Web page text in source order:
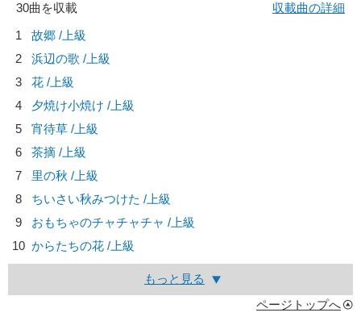
30曲を収載
収載曲の詳細
1
故郷 /上級
2
浜辺の歌 /上級
3
花 /上級
4
夕焼け小焼け /上級
5
宵待草 /上級
6
茶摘 /上級
7
里の秋 /上級
8
ちいさい秋みつけた /上級
9
おもちゃのチャチャチャ /上級
10 からたちの花 /上級
もっと見る
ページトップへ